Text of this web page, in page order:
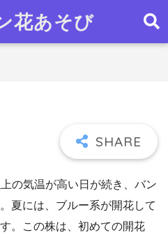
花あそび
の気温が高い日が続き、バン
夏には、ブルー系が開花して
。この株は、初めての開花